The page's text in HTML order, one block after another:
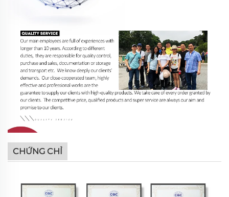
CHỨNG CHỈ